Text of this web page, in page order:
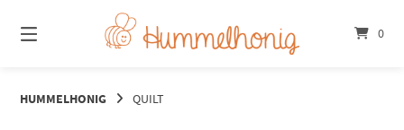
zum
Inhalt
0
HUMMELHONIG QUILT